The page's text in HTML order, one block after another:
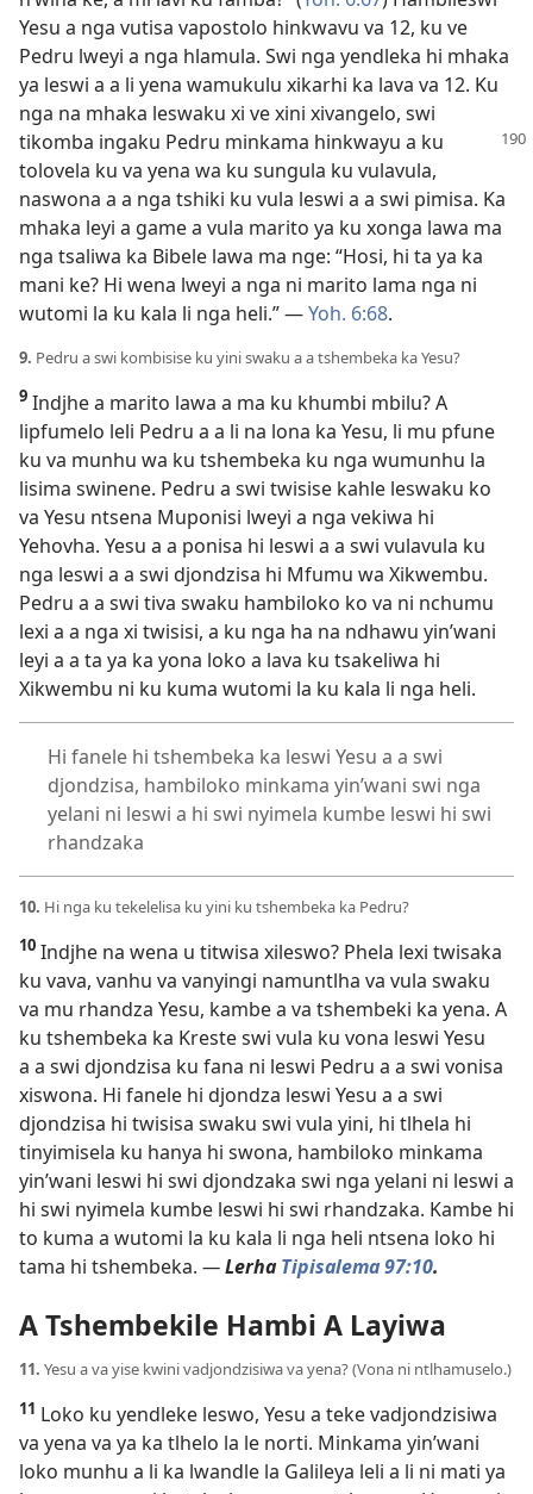
Yesu a nga vutisa vapostolo hinkwavu va 12, ku ve
Pedru lweyi a nga hlamula. Swi nga yendleka hi mhaka
ya leswi a a li yena wamukulu xikarhi ka lava va 12. Ku
nga na mhaka leswaku xi ve xini xivangelo, swi
tikomba ingaku Pedru minkama hinkwayu a ku
tolovela ku va yena wa ku sungula ku vulavula,
naswona a a nga tshiki ku vula leswi a a swi pimisa. Ka
mhaka leyi a game a vula marito ya ku xonga lawa ma
nga tsaliwa ka Bibele lawa ma nge: “Hosi, hi ta ya ka
mani ke? Hi wena lweyi a nga ni marito lama nga ni
wutomi la ku kala li nga heli.” —Yoh. 6:68.
9. Pedru a swi kombisise ku yini swaku a a tshembeka ka Yesu?
9 Indjhe a marito lawa a ma ku khumbi mbilu? A
lipfumelo leli Pedru a a li na lona ka Yesu, li mu pfune
ku va munhu wa ku tshembeka ku nga wumunhu la
lisima swinene. Pedru a swi twisise kahle leswaku ko
va Yesu ntsena Muponisi lweyi a nga vekiwa hi
Yehovha. Yesu a a ponisa hi leswi a a swi vulavula ku
nga leswi a a swi djondzisa hi Mfumu wa Xikwembu.
Pedru a a swi tiva swaku hambiloko ko va ni nchumu
lexi a a nga xi twisisi, a ku nga ha na ndhawu yin’wani
leyi a a ta ya ka yona loko a lava ku tsakeliwa hi
Xikwembu ni ku kuma wutomi la ku kala li nga heli.
Hi fanele hi tshembeka ka leswi Yesu a a swi
djondzisa, hambiloko minkama yin’wani swi nga
yelani ni leswi a hi swi nyimela kumbe leswi hi swi
rhandzaka
10. Hi nga ku tekelelisa ku yini ku tshembeka ka Pedru?
10 Indjhe na wena u titwisa xileswo? Phela lexi twisaka
ku vava, vanhu va vanyingi namuntlha va vula swaku
va mu rhandza Yesu, kambe a va tshembeki ka yena. A
ku tshembeka ka Kreste swi vula ku vona leswi Yesu
a a swi djondzisa ku fana ni leswi Pedru a a swi vonisa
xiswona. Hi fanele hi djondza leswi Yesu a a swi
djondzisa hi twisisa swaku swi vula yini, hi tlhela hi
tinyimisela ku hanya hi swona, hambiloko minkama
yin’wani leswi hi swi djondzaka swi nga yelani ni leswi a
hi swi nyimela kumbe leswi hi swi rhandzaka. Kambe hi
to kuma a wutomi la ku kala li nga heli ntsena loko hi
tama hi tshembeka. —Lerha Tipisalema 97:10.
A Tshembekile Hambi A Layiwa
11. Yesu a va yise kwini vadjondzisiwa va yena? (Vona ni ntlhamuselo.)
11 Loko ku yendleke leswo, Yesu a teke vadjondzisiwa
va yena va ya ka tlhelo la le norti. Minkama yin’wani
loko munhu a li ka lwandle la Galileya leli a li ni mati ya